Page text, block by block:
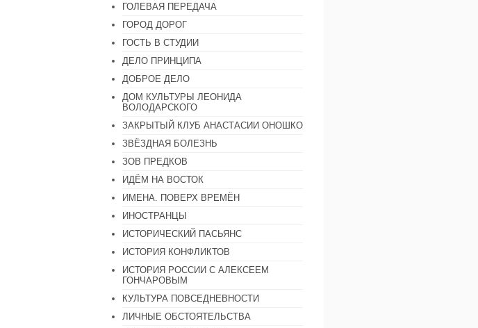
ГОЛЕВАЯ ПЕРЕДАЧА
ГОРОД ДОРОГ
ГОСТЬ В СТУДИИ
ДЕЛО ПРИНЦИПА
ДОБРОЕ ДЕЛО
ДОМ КУЛЬТУРЫ ЛЕОНИДА
ВОЛОДАРСКОГО
ЗАКРЫТЫЙ КЛУБ АНАСТАСИИ ОНОШКО
ЗВЁЗДНАЯ БОЛЕЗНЬ
ЗОВ ПРЕДКОВ
ИДЁМ НА ВОСТОК
ИМЕНА. ПОВЕРХ ВРЕМЁН
ИНОСТРАНЦЫ
ИСТОРИЧЕСКИЙ ПАСЬЯНС
ИСТОРИЯ КОНФЛИКТОВ
ИСТОРИЯ РОССИИ С АЛЕКСЕЕМ
ГОНЧАРОВЫМ
КУЛЬТУРА ПОВСЕДНЕВНОСТИ
ЛИЧНЫЕ ОБСТОЯТЕЛЬСТВА